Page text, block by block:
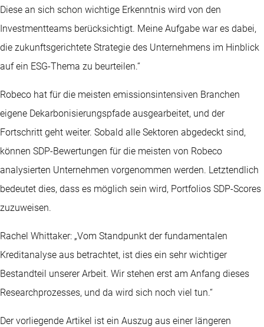
Diese an sich schon wichtige Erkenntnis wird von den
Investmentteams berücksichtigt. Meine Aufgabe war es dabei,
die zukunftsgerichtete Strategie des Unternehmens im Hinblick
auf ein ESG-Thema zu beurteilen.“
Robeco hat für die meisten emissionsintensiven Branchen
eigene Dekarbonisierungspfade ausgearbeitet, und der
Fortschritt geht weiter. Sobald alle Sektoren abgedeckt sind,
können SDP-Bewertungen für die meisten von Robeco
analysierten Unternehmen vorgenommen werden. Letztendlich
bedeutet dies, dass es möglich sein wird, Portfolios SDP-Scores
zuzuweisen.
Rachel Whittaker: „Vom Standpunkt der fundamentalen
Kreditanalyse aus betrachtet, ist dies ein sehr wichtiger
Bestandteil unserer Arbeit. Wir stehen erst am Anfang dieses
Researchprozesses, und da wird sich noch viel tun.“
Der vorliegende Artikel ist ein Auszug aus einer längeren